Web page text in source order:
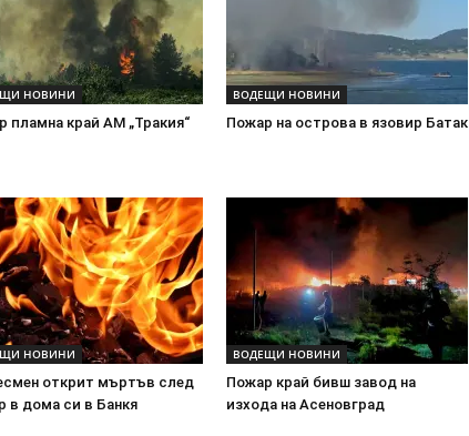
НОВИНИ
пламна край АМ „Тракия“
ВОДЕЩИ НОВИНИ
Пожар на острова в язовир Батак
НОВИНИ
открит мъртъв след
в дома си в Банкя
ВОДЕЩИ НОВИНИ
Пожар край бивш завод на
изхода на Асеновград